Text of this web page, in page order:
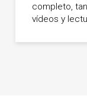
completo,
vídeos y